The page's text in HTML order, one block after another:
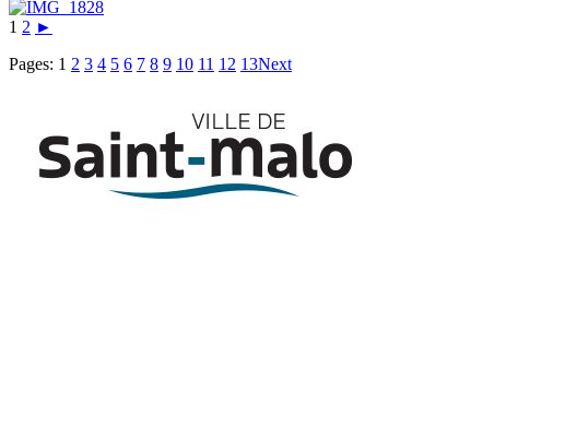
1 2 ►
Pages: 1 2 3 4 5 6 7 8 9 10 11 12 13Next